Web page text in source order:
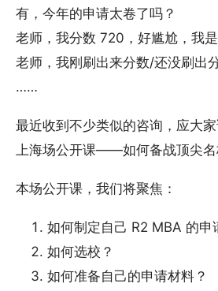
有，今年的申请太卷了吗？
老师，我分数 720，好尴尬，我
老师，我刚刷出来分数/还没刷出
……
最近收到不少类似的咨询，应大
上海场公开课——如何备战顶尖名
本场公开课，我们将聚焦：
如何制定自己 R2 MBA 的申
如何选校？
如何准备自己的申请材料？